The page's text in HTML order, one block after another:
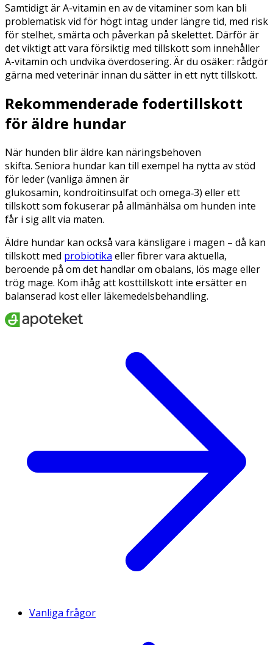
Samtidigt är A-vitamin en av de vitaminer som kan bli
problematisk vid för högt intag under längre tid, med risk
för stelhet, smärta och påverkan på skelettet. Därför är
det viktigt att vara försiktig med tillskott som innehåller
A-vitamin och undvika överdosering. Är du osäker: rådgör
gärna med veterinär innan du sätter in ett nytt tillskott.
Rekommenderade fodertillskott
för äldre hundar
När hunden blir äldre kan näringsbehoven
skifta. Seniora hundar kan till exempel ha nytta av stöd
för leder (vanliga ämnen är
glukosamin, kondroitinsulfat och omega‑3) eller ett
tillskott som fokuserar på allmänhälsa om hunden inte
får i sig allt via maten.
Äldre hundar kan också vara känsligare i magen – då kan
tillskott med probiotika eller fibrer vara aktuella,
beroende på om det handlar om obalans, lös mage eller
trög mage. Kom ihåg att kosttillskott inte ersätter en
balanserad kost eller läkemedelsbehandling.
Vanliga frågor